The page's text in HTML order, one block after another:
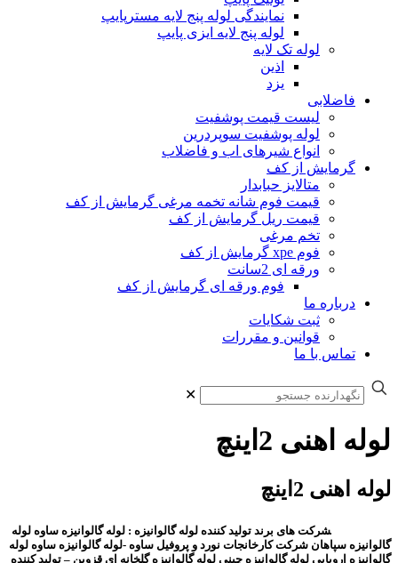
نمایندگی لوله پنج لایه مسترپایپ
لوله پنج لایه ایزی پایپ
لوله تک لایه
اذین
یزد
فاضلابی
لیست قیمت پوشفیت
لوله پوشفیت سوپردرین
انواع شیرهای اب و فاضلاب
گرمایش از کف
متالایز حبابدار
قیمت فوم شانه تخمه مرغی گرمایش از کف
قیمت ریل گرمایش از کف
تخم مرغی
فوم xpe گرمایش از کف
ورقه ای 2سانت
فوم ورقه ای گرمایش از کف
درباره ما
ثبت شکایات
قوانین و مقررات
تماس با ما
✕
لوله اهنی 2اینچ
لوله اهنی 2اینچ
شرکت های برند تولید کننده لوله گالوانیزه : لوله گالوانیزه ساوه لوله
گالوانیزه سپاهان شرکت کارخانجات نورد و پروفیل ساوه -لوله گالوانیزه ساوه لوله
گالوانیزه اروپایی لوله گالوانیزه چینی لوله گالوانیزه گلخانه ای قزوین – تولید کننده